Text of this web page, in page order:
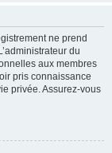
ne prend
du
aux membres
pris connaissance
privée. Assurez-vous